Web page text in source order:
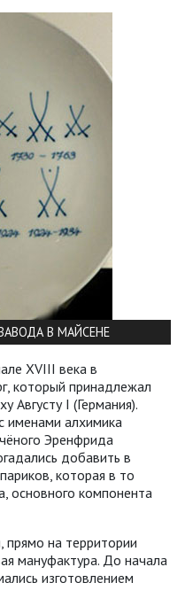
В МАЙСЕНЕ
XVIII века в
который принадлежал
Августу I (Германия).
именами алхимика
Эренфрида
добавить в
которая в то
основного компонента
прямо на территории
мануфактура. До начала
изготовлением